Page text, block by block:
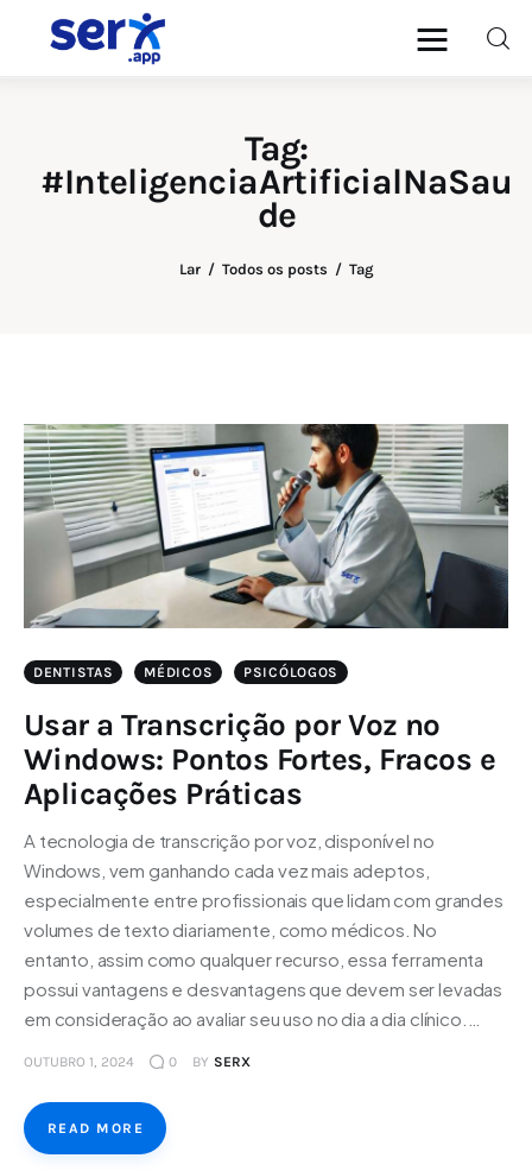
Tag:
#InteligenciaArtificialNaSau
de
Lar Todos os posts Tag
blog.serx.app
Médicos
DENTISTAS MÉDICOS PSICÓLOGOS
Usar a Transcrição por Voz no
Windows: Pontos Fortes, Fracos e
Aplicações Práticas
A tecnologia de transcrição por voz, disponível no
Windows, vem ganhando cada vez mais adeptos,
especialmente entre profissionais que lidam com grandes
volumes de texto diariamente, como médicos. No
entanto, assim como qualquer recurso, essa ferramenta
possui vantagens e desvantagens que devem ser levadas
em consideração ao avaliar seu uso no dia a dia clínico.…
OUTUBRO 1, 2024 0 BY SERX
READ MORE